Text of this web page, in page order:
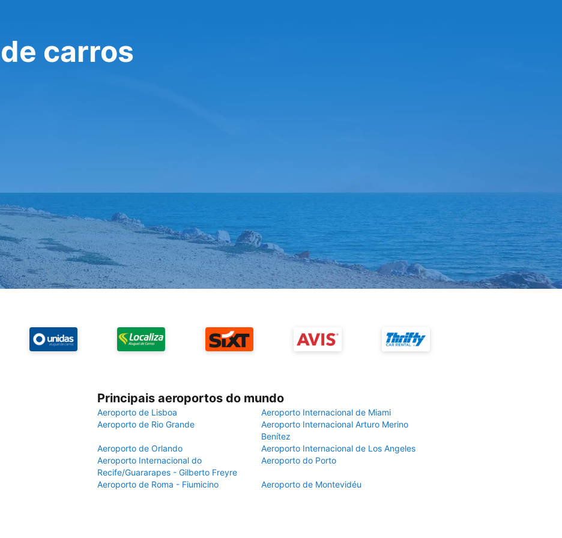
carros
Principais aeroportos do mundo
Aeroporto de Lisboa
Aeroporto Internacional de Miami
Aeroporto de Rio Grande
Aeroporto Internacional Arturo Merino
Benítez
Aeroporto de Orlando
Aeroporto Internacional de Los Angeles
Aeroporto Internacional do
Recife/Guararapes - Gilberto Freyre
Aeroporto do Porto
Aeroporto de Roma - Fiumicino Aeroporto de Montevidéu